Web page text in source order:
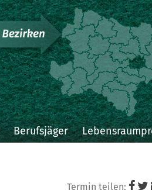
Berufsjäger
Termin teilen: